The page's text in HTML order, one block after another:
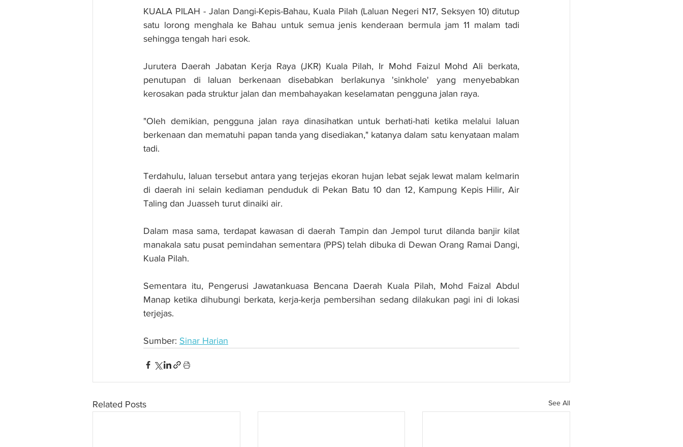
KUALA PILAH - Jalan Dangi-Kepis-Bahau, Kuala Pilah (Laluan Negeri N17, Seksyen 10) ditutup
satu lorong menghala ke Bahau untuk semua jenis kenderaan bermula jam 11 malam tadi
sehingga tengah hari esok.
Jurutera Daerah Jabatan Kerja Raya (JKR) Kuala Pilah, Ir Mohd Faizul Mohd Ali berkata,
penutupan di laluan berkenaan disebabkan berlakunya 'sinkhole' yang menyebabkan
kerosakan pada struktur jalan dan membahayakan keselamatan pengguna jalan raya.
"Oleh demikian, pengguna jalan raya dinasihatkan untuk berhati-hati ketika melalui laluan
berkenaan dan mematuhi papan tanda yang disediakan," katanya dalam satu kenyataan malam
tadi.
Terdahulu, laluan tersebut antara yang terjejas ekoran hujan lebat sejak lewat malam kelmarin
di daerah ini selain kediaman penduduk di Pekan Batu 10 dan 12, Kampung Kepis Hilir, Air
Taling dan Juasseh turut dinaiki air.
Dalam masa sama, terdapat kawasan di daerah Tampin dan Jempol turut dilanda banjir kilat
manakala satu pusat pemindahan sementara (PPS) telah dibuka di Dewan Orang Ramai Dangi,
Kuala Pilah.
Sementara itu, Pengerusi Jawatankuasa Bencana Daerah Kuala Pilah, Mohd Faizal Abdul
Manap ketika dihubungi berkata, kerja-kerja pembersihan sedang dilakukan pagi ini di lokasi
terjejas.
Sumber: Sinar Harian
Related Posts See All